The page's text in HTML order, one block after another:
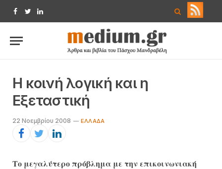
Facebook
TwitterLinkedIn
Η κοινή λογική και η
Εξεταστική
22 Νοεμβρίου 2008 ΕΛΛΆΔΑ
Το μεγαλύτερο πρόβλημα με την επικοινωνιακή